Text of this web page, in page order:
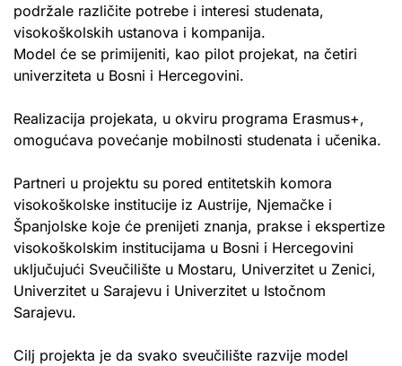
podržale različite potrebe i interesi studenata,
visokoškolskih ustanova i kompanija.
Model će se primijeniti, kao pilot projekat, na četiri
univerziteta u Bosni i Hercegovini.
Realizacija projekata, u okviru programa Erasmus+,
omogućava povećanje mobilnosti studenata i učenika.
Partneri u projektu su pored entitetskih komora
visokoškolske institucije iz Austrije, Njemačke i
Španjolske koje će prenijeti znanja, prakse i ekspertize
visokoškolskim institucijama u Bosni i Hercegovini
uključujući Sveučilište u Mostaru, Univerzitet u Zenici,
Univerzitet u Sarajevu i Univerzitet u Istočnom
Sarajevu.
Cilj projekta je da svako sveučilište razvije model